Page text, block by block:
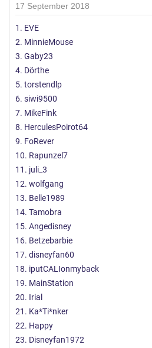
17 September 2018
1. EVE
2. MinnieMouse
3. Gaby23
4. Dörthe
5. torstendlp
6. siwi9500
7. MikeFink
8. HerculesPoirot64
9. FoRever
10. Rapunzel7
11. juli_3
12. wolfgang
13. Belle1989
14. Tamobra
15. Angedisney
16. Betzebarbie
17. disneyfan60
18. iputCALIonmyback
19. MainStation
20. Irial
21. Ka*Ti*nker
22. Happy
23. Disneyfan1972